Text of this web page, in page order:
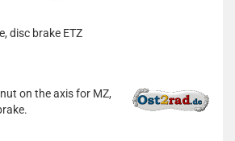
disc brake ETZ
on the axis for MZ,